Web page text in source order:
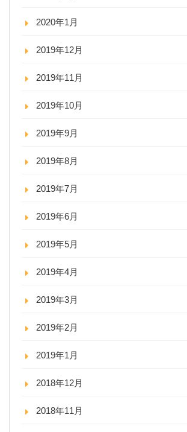
2020年1月
2019年12月
2019年11月
2019年10月
2019年9月
2019年8月
2019年7月
2019年6月
2019年5月
2019年4月
2019年3月
2019年2月
2019年1月
2018年12月
2018年11月